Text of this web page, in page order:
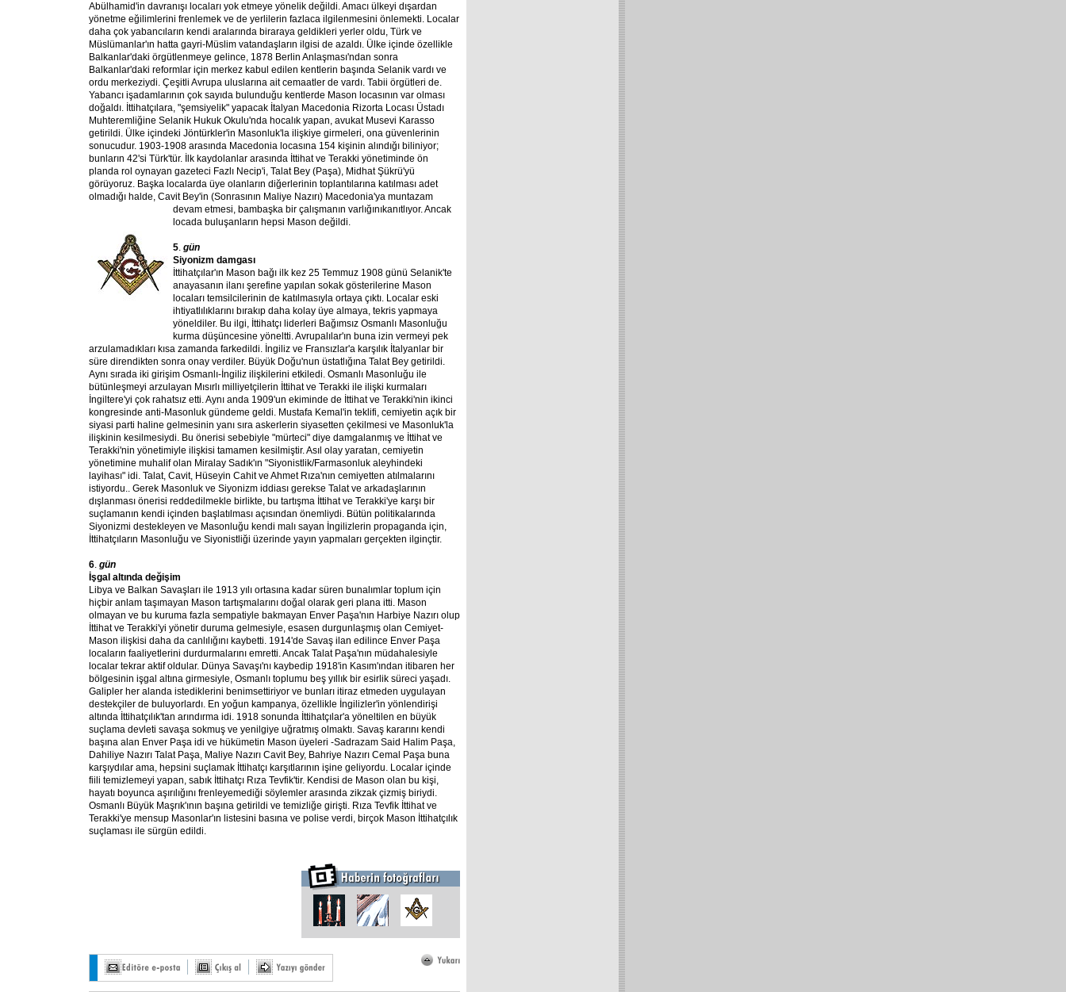
Abülhamid'in davranışı locaları yok etmeye yönelik değildi. Amacı ülkeyi dışardan
yönetme eğilimlerini frenlemek ve de yerlilerin fazlaca ilgilenmesini önlemekti. Localar
daha çok yabancıların kendi aralarında biraraya geldikleri yerler oldu, Türk ve
Müslümanlar'ın hatta gayri-Müslim vatandaşların ilgisi de azaldı. Ülke içinde özellikle
Balkanlar'daki örgütlenmeye gelince, 1878 Berlin Anlaşması'ndan sonra
Balkanlar'daki reformlar için merkez kabul edilen kentlerin başında Selanik vardı ve
ordu merkeziydi. Çeşitli Avrupa uluslarına ait cemaatler de vardı. Tabii örgütleri de.
Yabancı işadamlarının çok sayıda bulunduğu kentlerde Mason locasının var olması
doğaldı. İttihatçılara, "şemsiyelik" yapacak İtalyan Macedonia Rizorta Locası Üstadı
Muhteremliğine Selanik Hukuk Okulu'nda hocalık yapan, avukat Musevi Karasso
getirildi. Ülke içindeki Jöntürkler'in Masonluk'la ilişkiye girmeleri, ona güvenlerinin
sonucudur. 1903-1908 arasında Macedonia locasına 154 kişinin alındığı biliniyor;
bunların 42'si Türk'tür. İlk kaydolanlar arasında İttihat ve Terakki yönetiminde ön
planda rol oynayan gazeteci Fazlı Necip'i, Talat Bey (Paşa), Midhat Şükrü'yü
görüyoruz. Başka localarda üye olanların diğerlerinin toplantılarına katılması adet
olmadığı halde, Cavit Bey'in (Sonrasının Maliye Nazırı) Macedonia'ya muntazam
devam etmesi, bambaşka bir çalışmanın varlığınıkanıtlıyor. Ancak
locada buluşanların hepsi Mason değildi.
5. gün
Siyonizm damgası
İttihatçılar'ın Mason bağı ilk kez 25 Temmuz 1908 günü Selanik'te
anayasanın ilanı şerefine yapılan sokak gösterilerine Mason
locaları temsilcilerinin de katılmasıyla ortaya çıktı. Localar eski
ihtiyatlılıklarını bırakıp daha kolay üye almaya, tekris yapmaya
yöneldiler. Bu ilgi, İttihatçı liderleri Bağımsız Osmanlı Masonluğu
kurma düşüncesine yöneltti. Avrupalılar'ın buna izin vermeyi pek
arzulamadıkları kısa zamanda farkedildi. İngiliz ve Fransızlar'a karşılık İtalyanlar bir
süre direndikten sonra onay verdiler. Büyük Doğu'nun üstatlığına Talat Bey getirildi.
Aynı sırada iki girişim Osmanlı-İngiliz ilişkilerini etkiledi. Osmanlı Masonluğu ile
bütünleşmeyi arzulayan Mısırlı milliyetçilerin İttihat ve Terakki ile ilişki kurmaları
İngiltere'yi çok rahatsız etti. Aynı anda 1909'un ekiminde de İttihat ve Terakki'nin ikinci
kongresinde anti-Masonluk gündeme geldi. Mustafa Kemal'in teklifi, cemiyetin açık bir
siyasi parti haline gelmesinin yanı sıra askerlerin siyasetten çekilmesi ve Masonluk'la
ilişkinin kesilmesiydi. Bu önerisi sebebiyle "mürteci" diye damgalanmış ve İttihat ve
Terakki'nin yönetimiyle ilişkisi tamamen kesilmiştir. Asıl olay yaratan, cemiyetin
yönetimine muhalif olan Miralay Sadık'ın "Siyonistlik/Farmasonluk aleyhindeki
layihası" idi. Talat, Cavit, Hüseyin Cahit ve Ahmet Rıza'nın cemiyetten atılmalarını
istiyordu.. Gerek Masonluk ve Siyonizm iddiası gerekse Talat ve arkadaşlarının
dışlanması önerisi reddedilmekle birlikte, bu tartışma İttihat ve Terakki'ye karşı bir
suçlamanın kendi içinden başlatılması açısından önemliydi. Bütün politikalarında
Siyonizmi destekleyen ve Masonluğu kendi malı sayan İngilizlerin propaganda için,
İttihatçıların Masonluğu ve Siyonistliği üzerinde yayın yapmaları gerçekten ilginçtir.
6. gün
İşgal altında değişim
Libya ve Balkan Savaşları ile 1913 yılı ortasına kadar süren bunalımlar toplum için
hiçbir anlam taşımayan Mason tartışmalarını doğal olarak geri plana itti. Mason
olmayan ve bu kuruma fazla sempatiyle bakmayan Enver Paşa'nın Harbiye Nazırı olup
İttihat ve Terakki'yi yönetir duruma gelmesiyle, esasen durgunlaşmış olan Cemiyet-
Mason ilişkisi daha da canlılığını kaybetti. 1914'de Savaş ilan edilince Enver Paşa
locaların faaliyetlerini durdurmalarını emretti. Ancak Talat Paşa'nın müdahalesiyle
localar tekrar aktif oldular. Dünya Savaşı'nı kaybedip 1918'in Kasım'ından itibaren her
bölgesinin işgal altına girmesiyle, Osmanlı toplumu beş yıllık bir esirlik süreci yaşadı.
Galipler her alanda istediklerini benimsettiriyor ve bunları itiraz etmeden uygulayan
destekçiler de buluyorlardı. En yoğun kampanya, özellikle İngilizler'in yönlendirişi
altında İttihatçılık'tan arındırma idi. 1918 sonunda İttihatçılar'a yöneltilen en büyük
suçlama devleti savaşa sokmuş ve yenilgiye uğratmış olmaktı. Savaş kararını kendi
başına alan Enver Paşa idi ve hükümetin Mason üyeleri -Sadrazam Said Halim Paşa,
Dahiliye Nazırı Talat Paşa, Maliye Nazırı Cavit Bey, Bahriye Nazırı Cemal Paşa buna
karşıydılar ama, hepsini suçlamak İttihatçı karşıtlarının işine geliyordu. Localar içinde
fiili temizlemeyi yapan, sabık İttihatçı Rıza Tevfik'tir. Kendisi de Mason olan bu kişi,
hayatı boyunca aşırılığını frenleyemediği söylemler arasında zikzak çizmiş biriydi.
Osmanlı Büyük Maşrık'ının başına getirildi ve temizliğe girişti. Rıza Tevfik İttihat ve
Terakki'ye mensup Masonlar'ın listesini basına ve polise verdi, birçok Mason İttihatçılık
suçlaması ile sürgün edildi.